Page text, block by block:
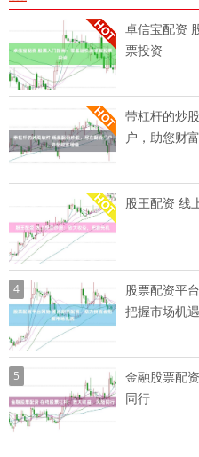
卓信宝配资
票投资
带杠杆的炒
户，助您财
股王配资 线
4
股票配资平
把握市场机遇
5
金融股票配
同行